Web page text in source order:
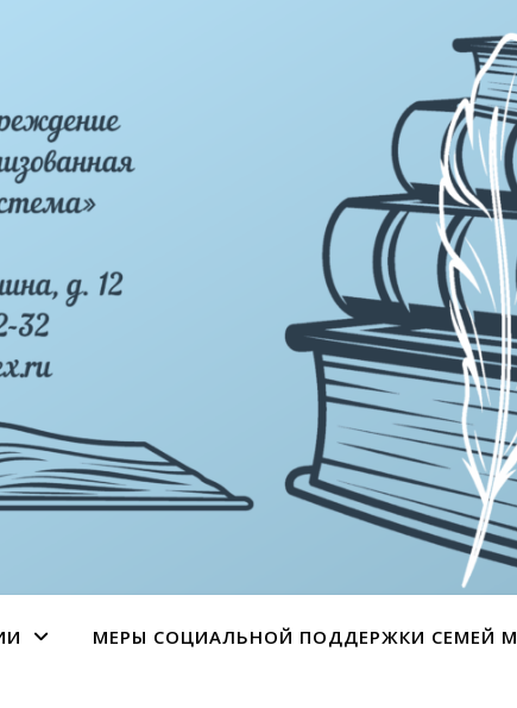
МЕРЫ СОЦИАЛЬНОЙ ПОДДЕРЖКИ СЕМЕЙ